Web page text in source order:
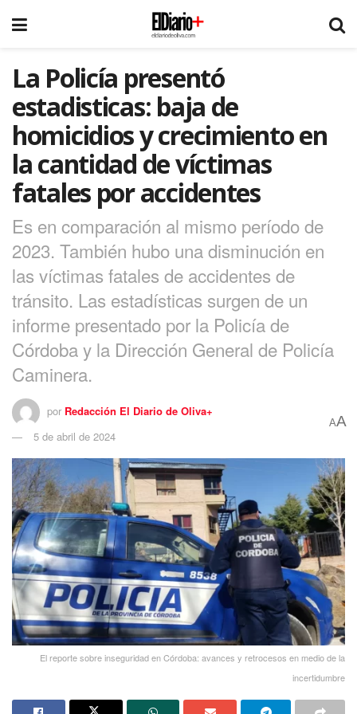
La Policía presentó
estadisticas: baja de
homicidios y crecimiento en
la cantidad de víctimas
fatales por accidentes
Es en comparación al mismo período de
2023. También hubo una disminución en
las víctimas fatales de accidentes de
tránsito. Las estadísticas surgen de un
informe presentado por la Policía de
Córdoba y la Dirección General de Policía
Caminera.
por Redacción El Diario de Oliva+
5 de abril de 2024
AA
El reporte sobre inseguridad en Córdoba: avances y retrocesos en medio de la
incertidumbre